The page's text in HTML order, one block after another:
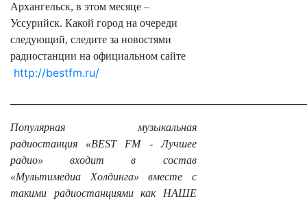
Архангельск, в этом месяце –
Уссурийск. Какой город на очереди
следующий, следите за новостями
радиостанции на официальном сайте
http://bestfm.ru/
Популярная музыкальная
радиостанция «BEST FM - Лучшее
радио» входит в состав
«Мультимедиа Холдинга» вместе с
такими радиостанциями как НАШЕ